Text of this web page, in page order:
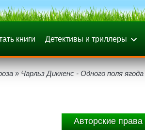
книги Детективы и триллеры
» Чарльз Диккенс - Одного поля ягода
Авторские права